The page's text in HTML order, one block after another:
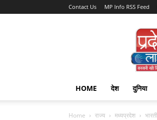
Contact Us MP Info RSS Feed
HOME देश दुनिया
Home राज्‍य मध्यप्रदेश